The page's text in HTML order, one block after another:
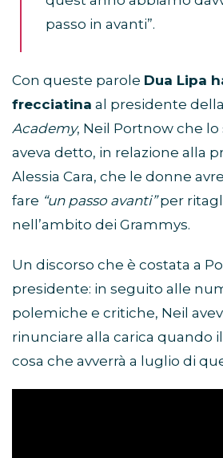
passo in avanti”.
Con queste parole Dua Lipa
frecciatina al presidente della
Academy, Neil Portnow che lo
aveva detto, in relazione alla
Alessia Cara, che le donne
fare “un passo avanti”per
nell’ambito dei Grammys.
Un discorso che è costata a
presidente: in seguito alle
polemiche e critiche, Neil
rinunciare alla carica quando
cosa che avverrà a luglio di